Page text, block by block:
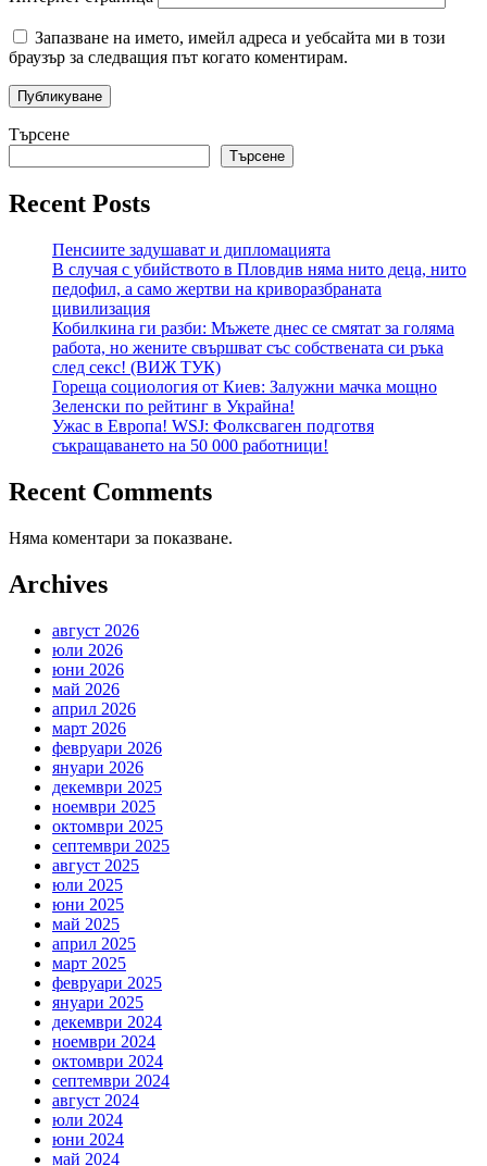
Запазване на името, имейл адреса и уебсайта ми в този
браузър за следващия път когато коментирам.
Търсене
Търсене
Recent Posts
Пенсиите задушават и дипломацията
В случая с убийството в Пловдив няма нито деца, нито
педофил, а само жертви на криворазбраната
цивилизация
Кобилкина ги разби: Мъжете днес се смятат за голяма
работа, но жените свършват със собствената си ръка
след секс! (ВИЖ ТУК)
Гореща социология от Киев: Залужни мачка мощно
Зеленски по рейтинг в Украйна!
Ужас в Европа! WSJ: Фолксваген подготвя
съкращаването на 50 000 работници!
Recent Comments
Няма коментари за показване.
Archives
август 2026
юли 2026
юни 2026
май 2026
април 2026
март 2026
февруари 2026
януари 2026
декември 2025
ноември 2025
октомври 2025
септември 2025
август 2025
юли 2025
юни 2025
май 2025
април 2025
март 2025
февруари 2025
януари 2025
декември 2024
ноември 2024
октомври 2024
септември 2024
август 2024
юли 2024
юни 2024
май 2024